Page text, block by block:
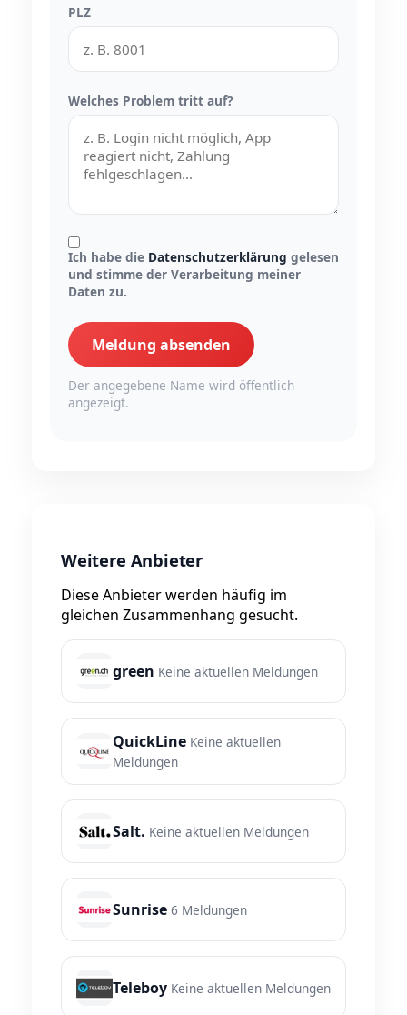
PLZ
Welches Problem tritt auf?
Ich habe die Datenschutzerklärung gelesen
und stimme der Verarbeitung meiner
Daten zu.
Meldung absenden
Der angegebene Name wird öffentlich
angezeigt.
Weitere Anbieter
Diese Anbieter werden häufig im
gleichen Zusammenhang gesucht.
green Keine aktuellen Meldungen
QuickLine Keine aktuellen
Meldungen
Salt. Keine aktuellen Meldungen
Sunrise 6 Meldungen
Teleboy Keine aktuellen Meldungen